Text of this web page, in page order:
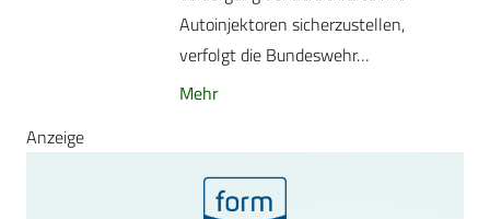
Autoinjektoren sicherzustellen,
verfolgt die Bundeswehr…
Mehr
Anzeige